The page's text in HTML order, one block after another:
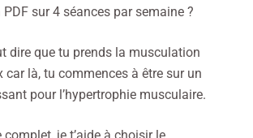
sur 4 séances par semaine ?
dire que tu prends la musculation
car là, tu commences à être sur un
pour l’hypertrophie musculaire.